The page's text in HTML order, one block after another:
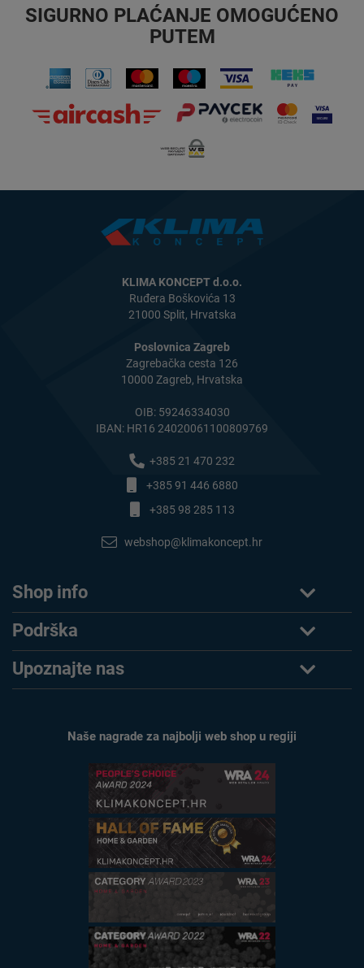
SIGURNO PLAĆANJE OMOGUĆENO
PUTEM
KLIMA KONCEPT d.o.o.
Ruđera Boškovića 13
21000 Split, Hrvatska
Poslovnica Zagreb
Zagrebačka cesta 126
10000 Zagreb, Hrvatska
OIB: 59246334030
IBAN: HR16 24020061100809769
+385 21 470 232
+385 91 446 6880
+385 98 285 113
webshop@klimakoncept.hr
Shop info
Podrška
Upoznajte nas
Naše nagrade za najbolji web shop u regiji